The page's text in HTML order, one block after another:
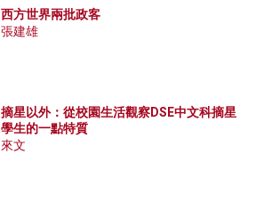
西方世界兩批政客
張建雄
摘星以外：從校園生活觀察DSE中文科摘星
學生的一點特質
來文